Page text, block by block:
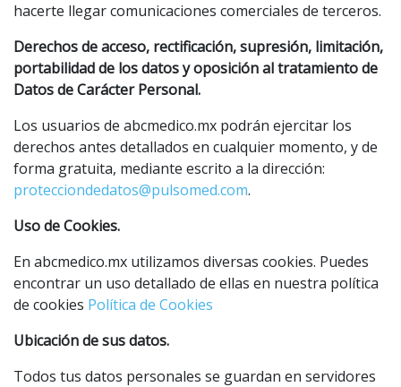
hacerte llegar comunicaciones comerciales de terceros.
Derechos de acceso, rectificación, supresión, limitación,
portabilidad de los datos y oposición al tratamiento de
Datos de Carácter Personal.
Los usuarios de abcmedico.mx podrán ejercitar los
derechos antes detallados en cualquier momento, y de
forma gratuita, mediante escrito a la dirección:
protecciondedatos@pulsomed.com.
Uso de Cookies.
En abcmedico.mx utilizamos diversas cookies. Puedes
encontrar un uso detallado de ellas en nuestra política
de cookies Política de Cookies
Ubicación de sus datos.
Todos tus datos personales se guardan en servidores